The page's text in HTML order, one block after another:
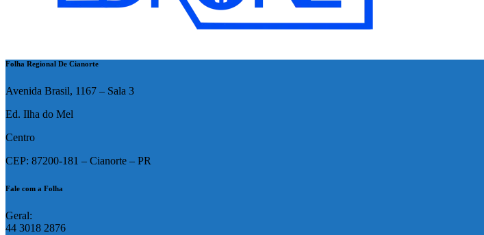
Folha Regional De Cianorte
Avenida Brasil, 1167 – Sala 3
Ed. Ilha do Mel
Centro
CEP: 87200-181 – Cianorte – PR
Fale com a Folha
Geral:
44 3018 2876